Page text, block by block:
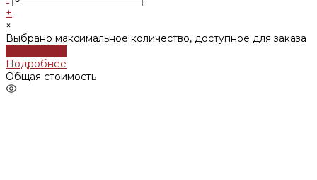
+
×
Выбрано максимальное количество, доступное для заказа
Подробнее
Общая стоимость